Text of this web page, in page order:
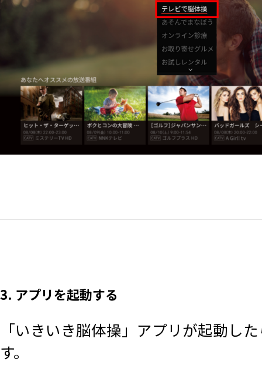
3. アプリを起動する
「いきいき脳体操」アプリが起動し
す。